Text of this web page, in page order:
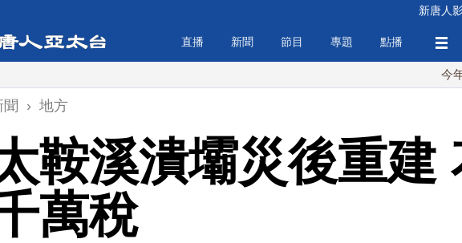
新唐人
直播 新聞 節目 專題 點播
今年第6次！
聞 › 地方
鞍溪潰壩災後重建
萬稅